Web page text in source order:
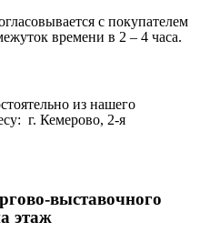
с покупателем
времени в 2 – 4 часа.
из нашего
г. Кемерово, 2-я
выставочного
этаж